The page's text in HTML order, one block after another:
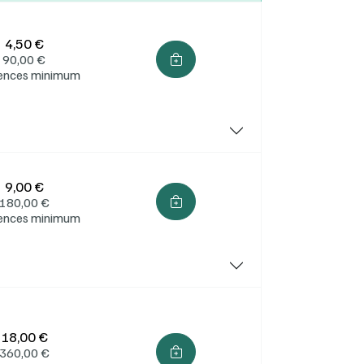
4,50 €
90,00€
minimum
9,00 €
180,00 €
minimum
18,00 €
360,00 €